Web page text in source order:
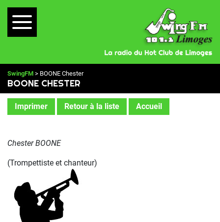
SwingFM > BOONE Chester
BOONE CHESTER
Imprimer Retour à la liste Accueil
Chester BOONE
(Trompettiste et chanteur)